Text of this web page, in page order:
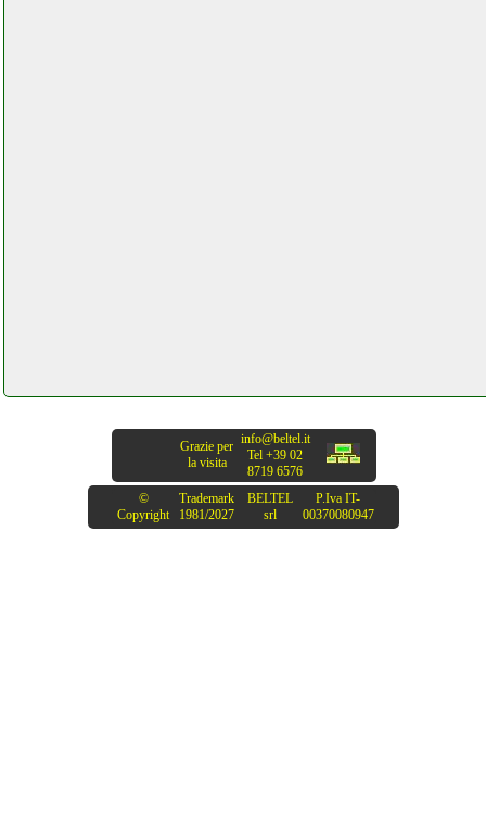
Grazie per
la visita
info@beltel.it
Tel +39 02
8719 6576
©
Copyright
Trademark
1981/2027
BELTEL
srl
P.Iva IT-
00370080947